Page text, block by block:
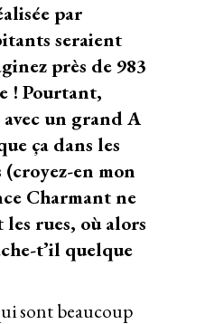
par
seraient
près de 983
! Pourtant,
un grand A
ça dans les
en mon
Charmant ne
rues, où alors
t’il quelque
sont beaucoup